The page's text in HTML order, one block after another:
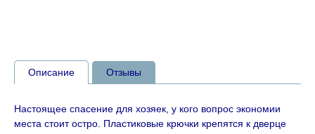
Описание Отзывы
Настоящее спасение для хозяек, у кого вопрос экономии
места стоит остро. Пластиковые крючки крепятся к дверце